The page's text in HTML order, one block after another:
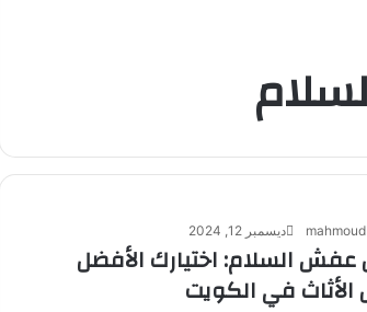
mahmoud ديسمبر 12, 2024
عفش السلام: اختيارك الأفضل
الأثاث في الكويت